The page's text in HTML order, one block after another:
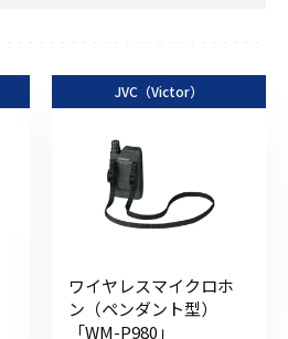
JVC（Victor）
ワイヤレスマイクロホ
ン（ペンダント型）
「WM-P980」